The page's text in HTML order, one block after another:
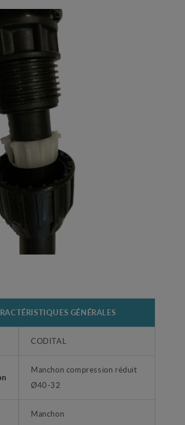
GÉNÉRALES
CODITAL
Manchon compression réduit
Ø40-32
Manchon